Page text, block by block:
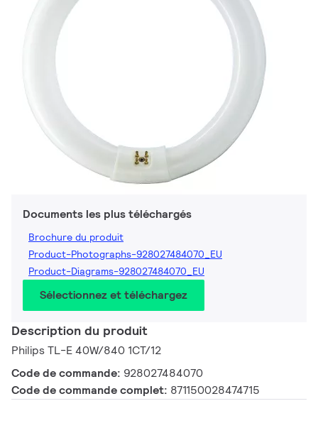
Documents les plus téléchargés
Brochure du produit
Product-Photographs-928027484070_EU
Product-Diagrams-928027484070_EU
Sélectionnez et téléchargez
Description du produit
Philips TL-E 40W/840 1CT/12
Code de commande: 928027484070
Code de commande complet: 871150028474715